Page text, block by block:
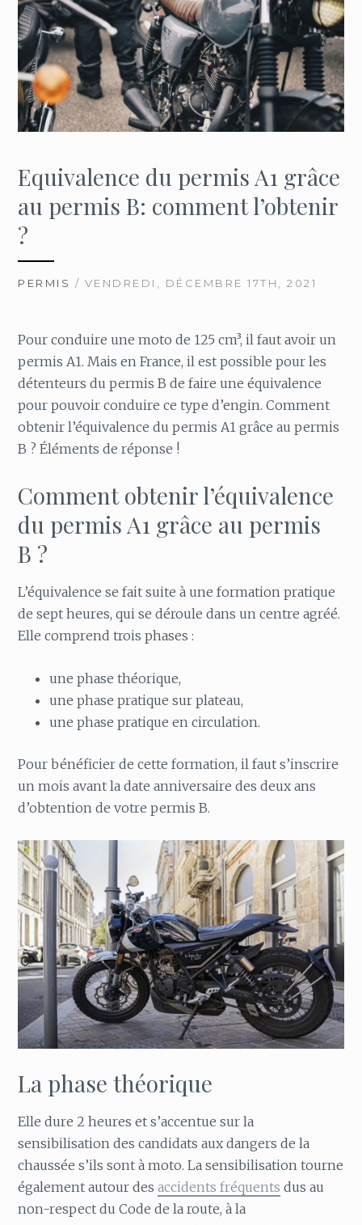
Equivalence du permis A1 grâce
au permis B: comment l’obtenir
?
PERMIS / VENDREDI, DÉCEMBRE 17TH, 2021
Pour conduire une moto de 125 cm³, il faut avoir un
permis A1. Mais en France, il est possible pour les
détenteurs du permis B de faire une équivalence
pour pouvoir conduire ce type d’engin. Comment
obtenir l’équivalence du permis A1 grâce au permis
B ? Éléments de réponse !
Comment obtenir l’équivalence
du permis A1 grâce au permis
B ?
L’équivalence se fait suite à une formation pratique
de sept heures, qui se déroule dans un centre agréé.
Elle comprend trois phases :
une phase théorique,
une phase pratique sur plateau,
une phase pratique en circulation.
Pour bénéficier de cette formation, il faut s’inscrire
un mois avant la date anniversaire des deux ans
d’obtention de votre permis B.
La phase théorique
Elle dure 2 heures et s’accentue sur la
sensibilisation des candidats aux dangers de la
chaussée s’ils sont à moto. La sensibilisation tourne
également autour desaccidents fréquents dus au
non-respect du Code de la route, à la